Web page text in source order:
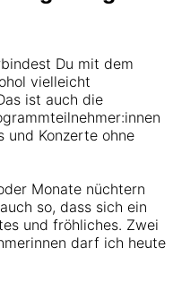
Du mit dem
vielleicht
ist auch die
und Konzerte ohne
Monate nüchtern
so, dass sich ein
und fröhliches. Zwei
darf ich heute